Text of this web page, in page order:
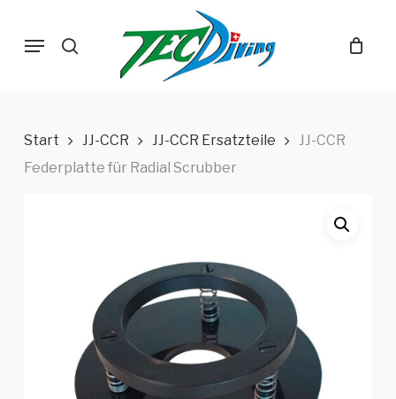
search
Menu
Start JJ-CCR JJ-CCR Ersatzteile
JJ-CCR
Federplatte für Radial Scrubber